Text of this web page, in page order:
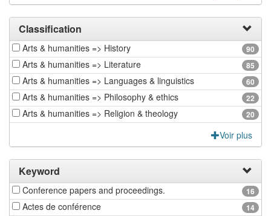
Classification
90
Arts & humanities => History
85
Arts & humanities => Literature
60
Arts & humanities => Languages & linguistics
22
Arts & humanities => Philosophy & ethics
20
Arts & humanities => Religion & theology
Voir plus
Keyword
16
Conference papers and proceedings.
14
Actes de conférence